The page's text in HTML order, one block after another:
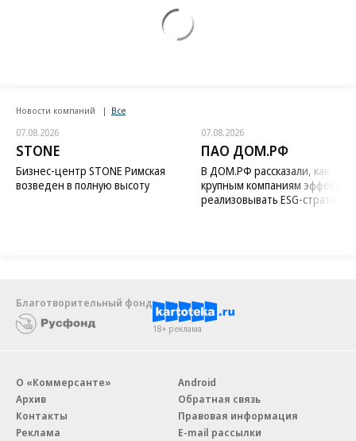
Новости компаний Все
07.08.2026
STONE
Бизнес-центр STONE Римская
возведен в полную высоту
07.08.2026
ПАО ДОМ.РФ
В ДОМ.РФ рассказали, как
крупным компаниям
реализовывать ESG-стратегию
Благотворительный фонд
18+ реклама
О «Коммерсанте»
Архив
Контакты
Реклама
Android
Обратная связь
Правовая информация
E-mail рассылки